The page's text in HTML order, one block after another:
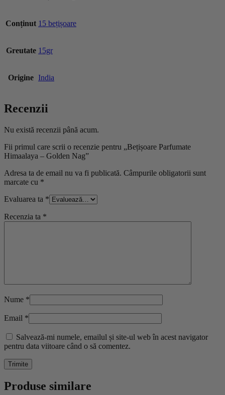
Conținut 15 bețișoare
Greutate 15gr
Origine India
Recenzii
Nu există recenzii până acum.
Fii primul care scrii o recenzie pentru „Bețișoare Parfumate
Himaalaya – Golden Nag”
Adresa ta de email nu va fi publicată. Câmpurile obligatorii sunt
marcate cu *
Evaluarea ta *
Recenzia ta *
Nume *
Email *
Salvează-mi numele, emailul și site-ul web în acest navigator
pentru data viitoare când o să comentez.
Produse similare